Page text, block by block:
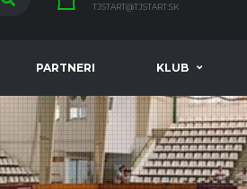
TJSTART@TJSTART.SK
PARTNERI KLUB